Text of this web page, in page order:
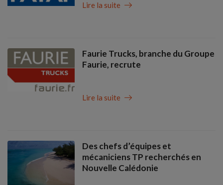
Lire la suite
Faurie Trucks, branche du Groupe
Faurie, recrute
Lire la suite
Des chefs d’équipes et
mécaniciens TP recherchés en
Nouvelle Calédonie